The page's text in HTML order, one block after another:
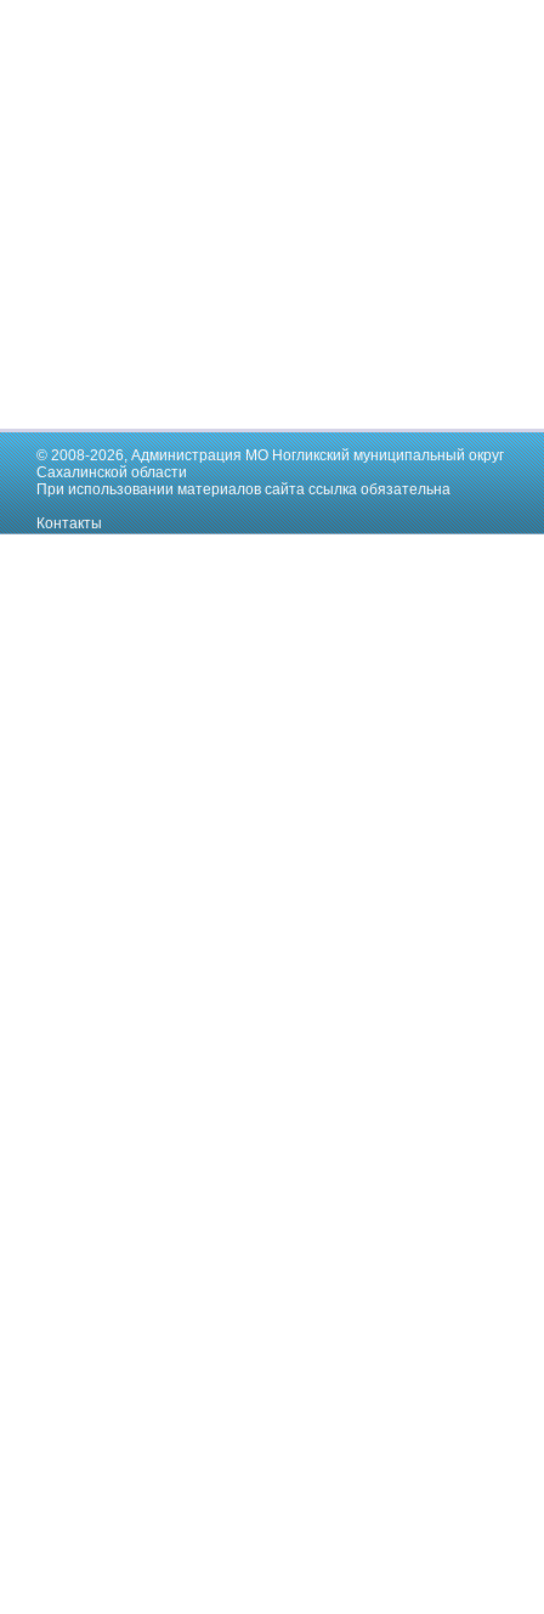
© 2008-2026,Администрация МО Ногликский муниципальный округ
Сахалинской области
При использовании материалов сайта ссылка обязательна
Контакты